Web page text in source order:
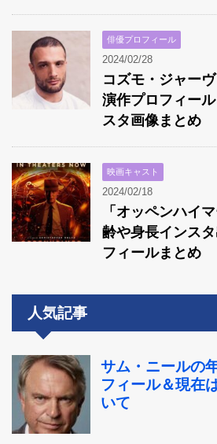
俳優プロフィール
2024/02/28
コズモ・ジャー
演作プロフィー
スタ画像まとめ
映画キャスト
2024/02/18
「オッペンハイ
齢や身長インス
フィールまとめ
人気記事